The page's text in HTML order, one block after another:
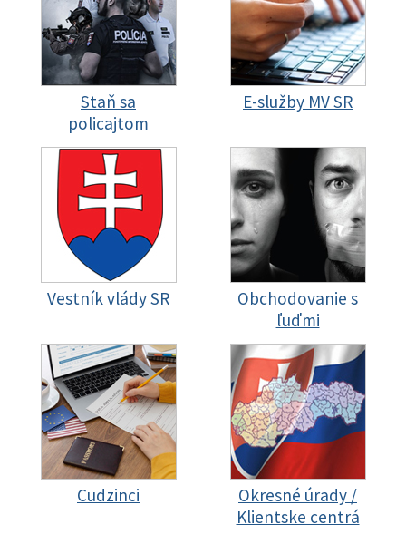
Staň sa
policajtom
E-služby MV SR
Vestník vlády SR
Obchodovanie s
ľuďmi
Cudzinci
Okresné úrady /
Klientske centrá